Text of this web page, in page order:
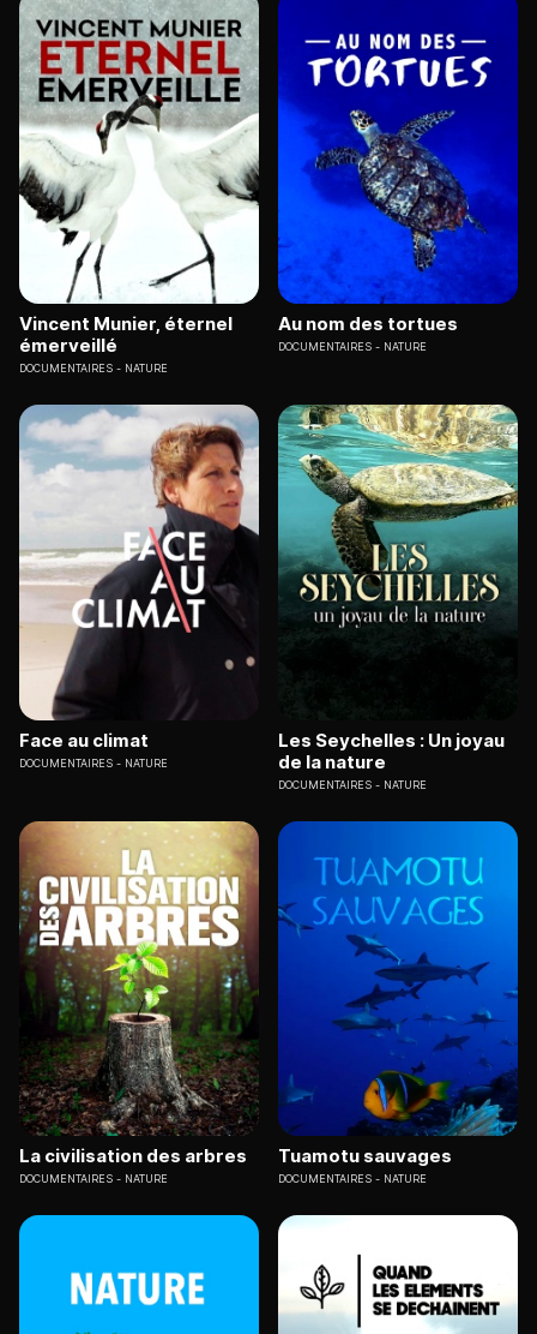
Vincent Munier, éternel
émerveillé
DOCUMENTAIRES NATURE
Au nom des tortues
DOCUMENTAIRES NATURE
Face au climat
DOCUMENTAIRES NATURE
Les Seychelles : Un joyau
de la nature
DOCUMENTAIRES NATURE
La civilisation des arbres
DOCUMENTAIRES NATURE
Tuamotu sauvages
DOCUMENTAIRES NATURE